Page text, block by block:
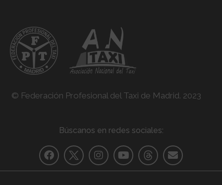
© Federación Profesional del Taxi de Madrid. 2023
Búscanos en redes sociales: